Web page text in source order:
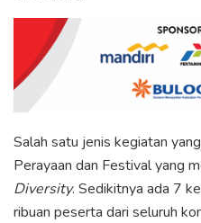
Salah satu jenis kegiatan
Perayaan dan Festival yang
Diversity. Sedikitnya ada 7
ribuan peserta dari seluruh